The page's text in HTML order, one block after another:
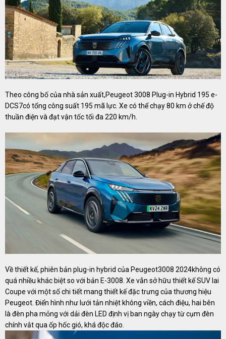
Theo công bố của nhà sản xuất,Peugeot 3008 Plug-in Hybrid 195 e-
DCS7có tổng công suất 195 mã lực. Xe có thể chạy 80 km ở chế độ
thuần điện và đạt vận tốc tối đa 220 km/h.
Về thiết kế, phiên bản plug-in hybrid của Peugeot3008 2024không có
quá nhiều khác biệt so với bản E-3008. Xe vẫn sở hữu thiết kế SUV lai
Coupe với một số chi tiết mang thiết kế đặc trưng của thương hiệu
Peugeot. Điển hình như lưới tản nhiệt không viền, cách điệu, hai bên
là đèn pha mỏng với dải đèn LED định vị ban ngày chạy từ cụm đèn
chính vắt qua ốp hốc gió, khá độc đáo.